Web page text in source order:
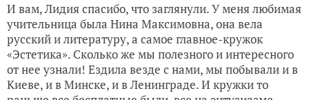
И вам, Лидия спасибо, что заглянули. У меня любимая
учительница была Нина Максимовна, она вела
русский и литературу, а самое главное-кружок
«Эстетика». Сколько же мы полезного и интересного
от нее узнали! Ездила везде с нами, мы побывали и в
Киеве, и в Минске, и в Ленинграде. И кружки то